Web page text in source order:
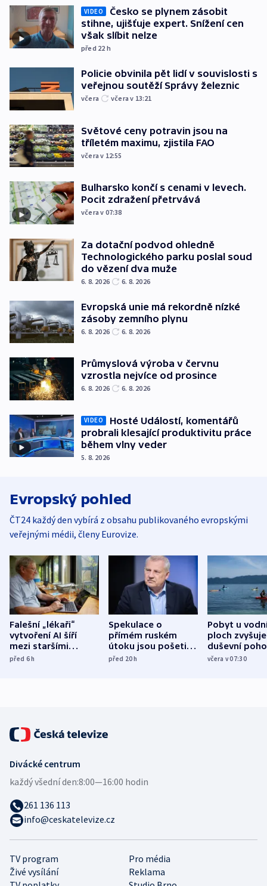
VIDEO
Česko se plynem zásobit
stihne, ujišťuje expert. Snížení cen
však slíbit nelze
před 22 h
Policie obvinila pět lidí v souvislosti s
veřejnou soutěží Správy železnic
včera včera v 13:21
Světové ceny potravin jsou na
tříletém maximu, zjistila FAO
včera v 12:55
Bulharsko končí s cenami v levech.
Pocit zdražení přetrvává
včera v 07:38
Za dotační podvod ohledně
Technologického parku poslal soud
do vězení dva muže
6. 8. 2026 6. 8. 2026
Evropská unie má rekordně nízké
zásoby zemního plynu
6. 8. 2026 6. 8. 2026
Průmyslová výroba v červnu
vzrostla nejvíce od prosince
6. 8. 2026 6. 8. 2026
VIDEO
Hosté Událostí, komentářů
probrali klesající produktivitu práce
během vlny veder
5. 8. 2026
Evropský pohled
ČT24 každý den vybírá z obsahu publikovaného evropskými
veřejnými médii, členy Eurovize.
Falešní „lékaři“
vytvoření AI šíří
mezi staršími
Poláky nebezpečné
před 6h
Spekulace o
přímém ruském
útoku jsou pošetilé,
míní estonský
před 20h
Pobyt u
ploch zvyšuje
duševní
ukázala
včera v 07:30
TV program
Pro média
Živé vysílání
Reklama
Divácké centrum
každý všední den:8:00—16:00 hodin
261 136 113
info@ceskatelevize.cz